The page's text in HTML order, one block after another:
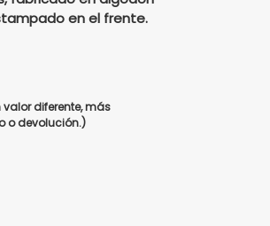
en el frente.
valor diferente, más
o devolución.)